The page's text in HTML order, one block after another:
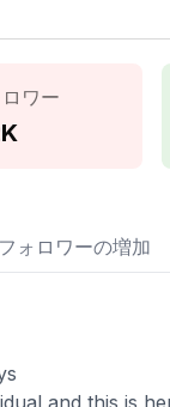
ワー
フォロワーの増加
and this is